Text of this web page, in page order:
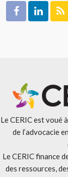
Le CERIC est voué
de l’advocacie
Le CERIC finance
des ressources,